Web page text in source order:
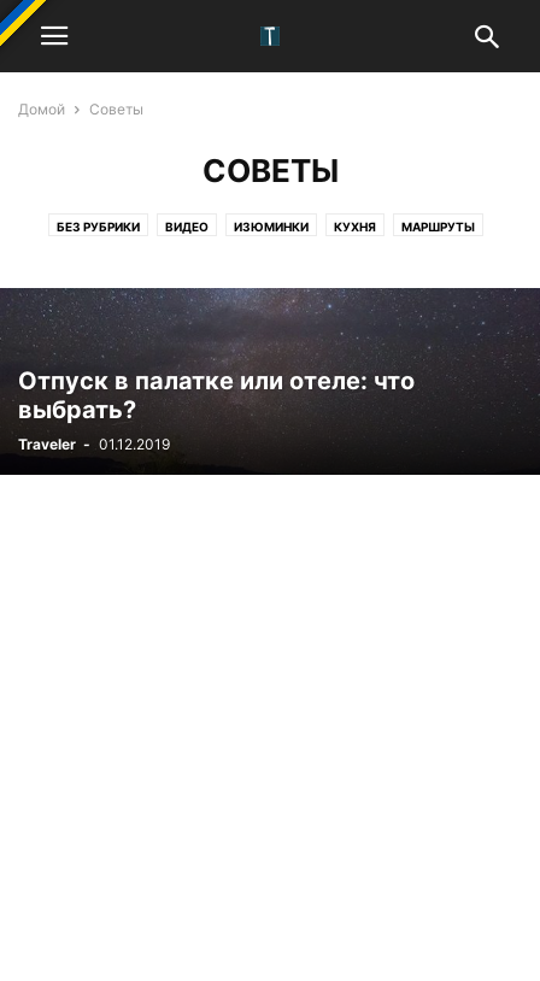
Домой Советы
СОВЕТЫ
БЕЗ РУБРИКИ ВИДЕО ИЗЮМИНКИ КУХНЯ МАРШРУТЫ
Отпуск в палатке или отеле: что
выбрать?
Traveler - 01.12.2019